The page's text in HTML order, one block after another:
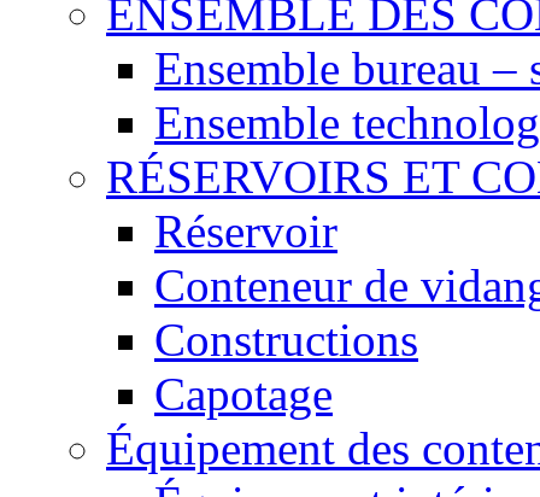
ENSEMBLE DES
Ensemble bureau –
Ensemble
RÉSERVOIRS ET
Réservoir
Conteneur de
Constructions
Capotage
Équipement des